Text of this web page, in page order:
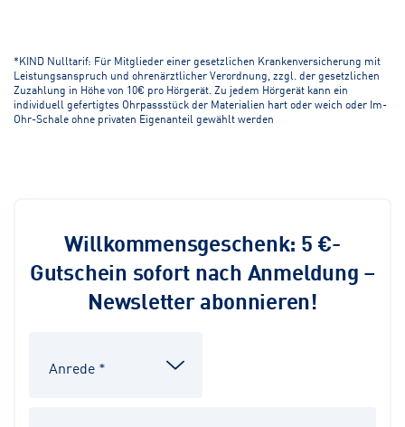
*KIND Nulltarif: Für Mitglieder einer gesetzlichen Krankenversicherung mit
Leistungsanspruch und ohrenärztlicher Verordnung, zzgl. der gesetzlichen
Zuzahlung in Höhe von 10€ pro Hörgerät. Zu jedem Hörgerät kann ein
individuell gefertigtes Ohrpassstück der Materialien hart oder weich oder Im-
Ohr-Schale ohne privaten Eigenanteil gewählt werden
Willkommensgeschenk: 5 €-
Gutschein sofort nach Anmeldung –
Newsletter abonnieren!